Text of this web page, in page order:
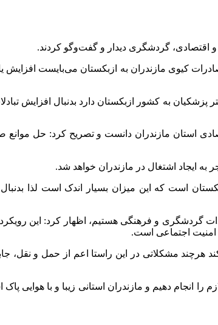
کیوی مازندران به ازبکستان می‌بایست افزایش
به کشور ازبکستان دارد بدنبال افزایش
استان مازندران دانست و تصریح کرد: حل موانع
به ایجاد اشتغال در مازندران خواهد شد.
گردشگری و فرهنگی هستیم، اظهار کرد: این
امنیت اجتماعی است.
هرچند مشکلاتی در این راستا اعم از حمل و نقل،
را انجام دهیم و مازندران استانی زیبا و با هوایی